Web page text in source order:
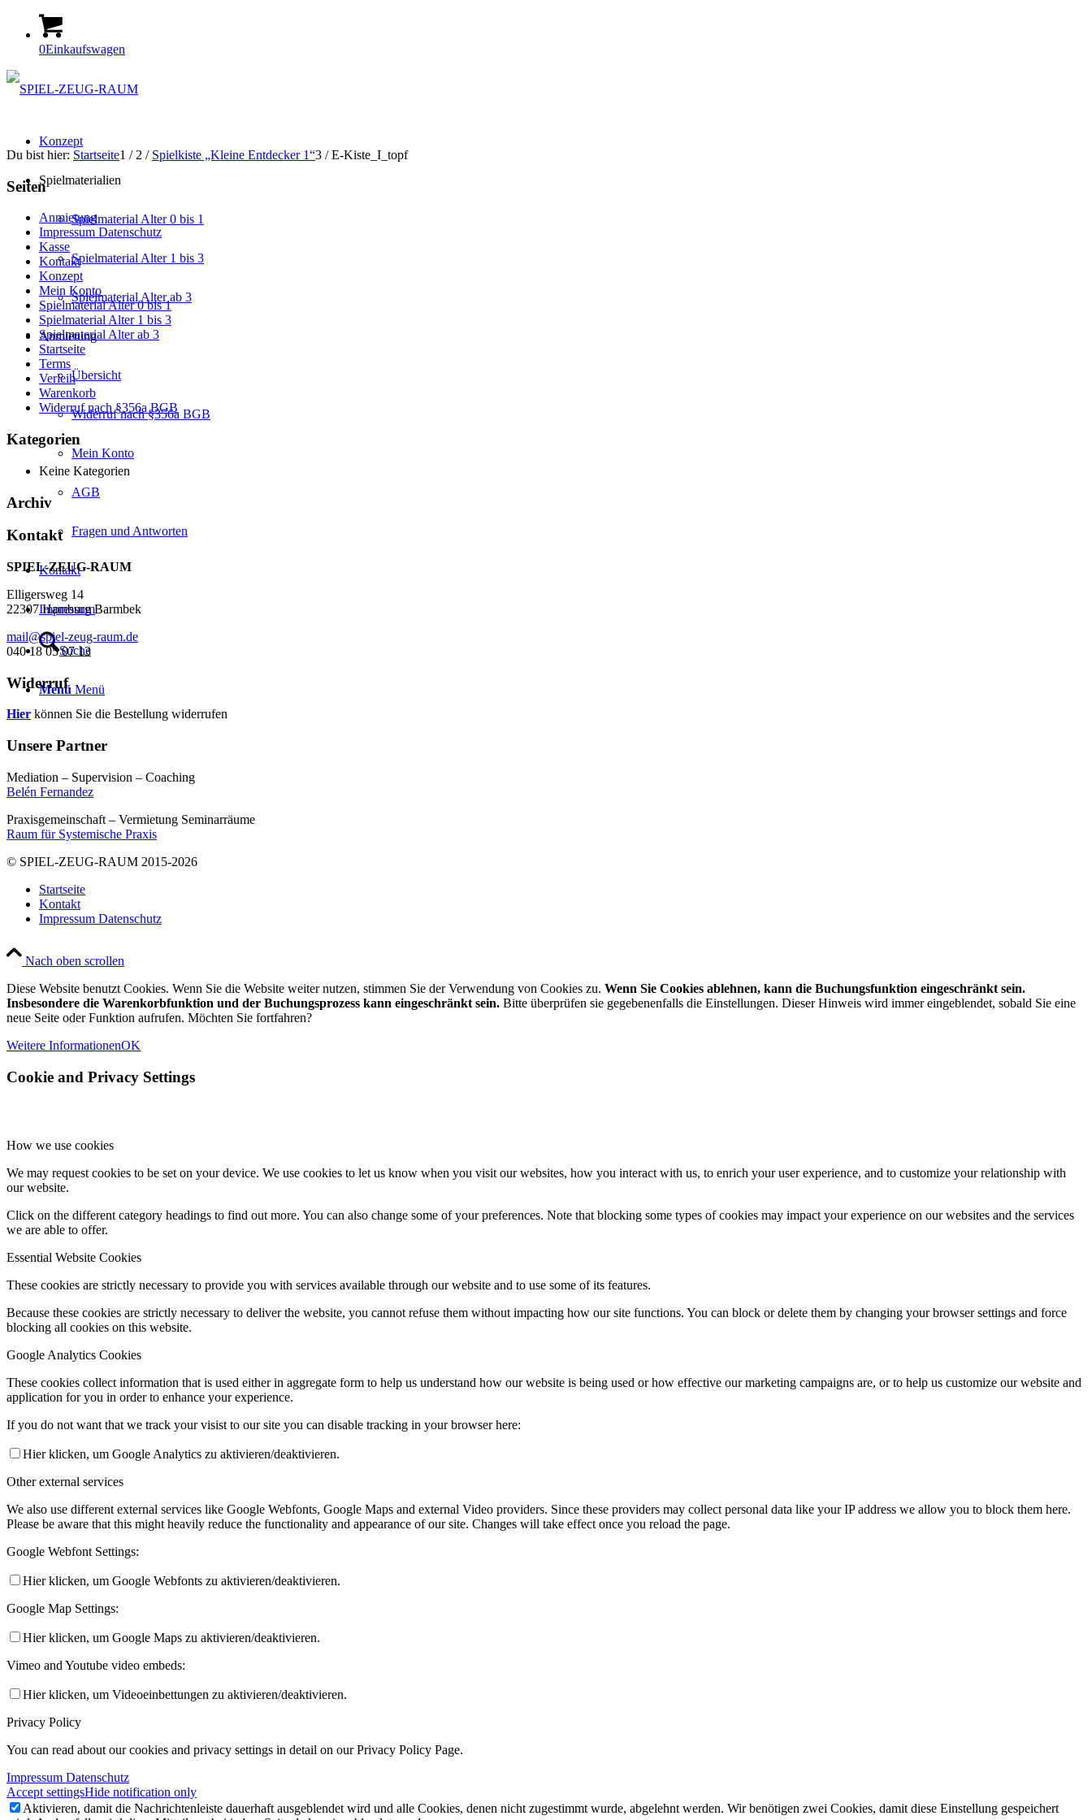
0Einkaufswagen
Konzept
Spielmaterialien
Spielmaterial Alter 0 bis 1
Spielmaterial Alter 1 bis 3
Spielmaterial Alter ab 3
Anmietung
Übersicht
Widerruf nach §356a BGB
Mein Konto
AGB
Fragen und Antworten
Kontakt
Impressum
Suche
Menü Menü
Du bist hier: Startseite1 / 2 / Spielkiste „Kleine Entdecker 1“3 / E-Kiste_I_topf
Seiten
Anmietung
Impressum Datenschutz
Kasse
Kontakt
Konzept
Mein Konto
Spielmaterial Alter 0 bis 1
Spielmaterial Alter 1 bis 3
Spielmaterial Alter ab 3
Startseite
Terms
Verleih
Warenkorb
Widerruf nach §356a BGB
Kategorien
Keine Kategorien
Archiv
Kontakt
SPIEL-ZEUG-RAUM
Elligersweg 14
22307 Hamburg Barmbek
mail@spiel-zeug-raum.de
040 18 05 07 13
Widerruf
Hier können Sie die Bestellung widerrufen
Unsere Partner
Mediation – Supervision – Coaching
Belén Fernandez
Praxisgemeinschaft – Vermietung Seminarräume
Raum für Systemische Praxis
© SPIEL-ZEUG-RAUM 2015-2026
Startseite
Kontakt
Impressum Datenschutz
Nach oben scrollen
Diese Website benutzt Cookies. Wenn Sie die Website weiter nutzen, stimmen Sie der Verwendung von Cookies zu. Wenn Sie Cookies ablehnen, kann die Buchungsfunktion eingeschränkt sein.
Insbesondere die Warenkorbfunktion und der Buchungsprozess kann eingeschränkt sein. Bitte überprüfen sie gegebenenfalls die Einstellungen. Dieser Hinweis wird immer eingeblendet, sobald Sie eine
neue Seite oder Funktion aufrufen. Möchten Sie fortfahren?
Weitere InformationenOK
Cookie and Privacy Settings
How we use cookies
We may request cookies to be set on your device. We use cookies to let us know when you visit our websites, how you interact with us, to enrich your user experience, and to customize your relationship with
our website.
Click on the different category headings to find out more. You can also change some of your preferences. Note that blocking some types of cookies may impact your experience on our websites and the services
we are able to offer.
Essential Website Cookies
These cookies are strictly necessary to provide you with services available through our website and to use some of its features.
Because these cookies are strictly necessary to deliver the website, you cannot refuse them without impacting how our site functions. You can block or delete them by changing your browser settings and force
blocking all cookies on this website.
Google Analytics Cookies
These cookies collect information that is used either in aggregate form to help us understand how our website is being used or how effective our marketing campaigns are, or to help us customize our website and
application for you in order to enhance your experience.
If you do not want that we track your visist to our site you can disable tracking in your browser here:
Hier klicken, um Google Analytics zu aktivieren/deaktivieren.
Other external services
We also use different external services like Google Webfonts, Google Maps and external Video providers. Since these providers may collect personal data like your IP address we allow you to block them here.
Please be aware that this might heavily reduce the functionality and appearance of our site. Changes will take effect once you reload the page.
Google Webfont Settings:
Hier klicken, um Google Webfonts zu aktivieren/deaktivieren.
Google Map Settings:
Hier klicken, um Google Maps zu aktivieren/deaktivieren.
Vimeo and Youtube video embeds:
Hier klicken, um Videoeinbettungen zu aktivieren/deaktivieren.
Privacy Policy
You can read about our cookies and privacy settings in detail on our Privacy Policy Page.
Impressum Datenschutz
Accept settingsHide notification only
Aktivieren, damit die Nachrichtenleiste dauerhaft ausgeblendet wird und alle Cookies, denen nicht zugestimmt wurde, abgelehnt werden. Wir benötigen zwei Cookies, damit diese Einstellung gespeichert